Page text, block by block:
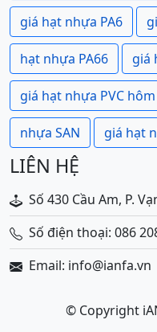
giá hạt nhựa PA6
hạt nhựa PA66 giá
giá hạt nhựa PVC
nhựa SAN giá hạt
LIÊN HỆ
Số 430 Cầu Am, P.
Số điện thoại: 086
Email: info@ianfa.vn
© Copyright